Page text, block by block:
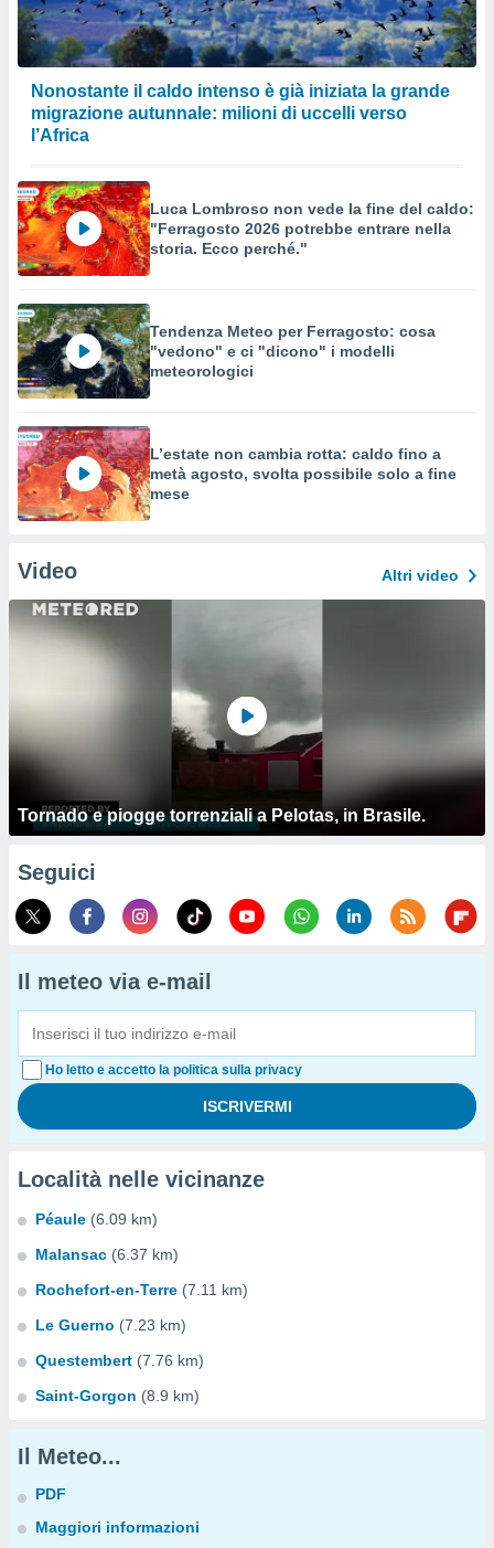
Nonostante il caldo intenso è già iniziata la grande
migrazione autunnale: milioni di uccelli verso
l’Africa
Luca Lombroso non vede la fine del caldo:
"Ferragosto 2026 potrebbe entrare nella
storia. Ecco perché."
Tendenza Meteo per Ferragosto: cosa
"vedono" e ci "dicono" i modelli
meteorologici
L’estate non cambia rotta: caldo fino a
metà agosto, svolta possibile solo a fine
mese
Video Altri video
Tornado e piogge torrenziali a Pelotas, in Brasile.
Seguici
Il meteo via e-mail
Ho letto e accetto la politica sulla privacy
Località nelle vicinanze
Péaule (6.09 km)
Malansac (6.37 km)
Rochefort-en-Terre (7.11 km)
Le Guerno (7.23 km)
Questembert (7.76 km)
Saint-Gorgon (8.9 km)
Il Meteo...
PDF
Maggiori informazioni